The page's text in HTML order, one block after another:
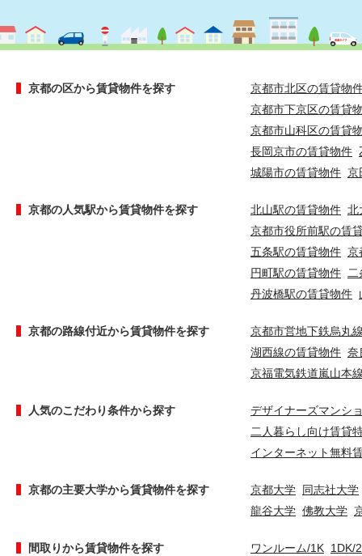
京都の区から賃貸物件を探す
京都市北区の賃貸物
京都市下京区の賃貸
京都市山科区の賃貸
長岡京市の賃貸物件
城陽市の賃貸物件 京
京都の人気駅から賃貸物件を探す 北山駅の賃貸物件 北
京都市役所前駅の賃
五条駅の賃貸物件 京
円町駅の賃貸物件
丹波橋駅の賃貸物件
京都の路線付近から賃貸物件を探す
京都市営地下鉄烏丸
湖西線の賃貸物件 奈
京福電気鉄道嵐山本
人気のこだわり条件から探す
デザイナーズマンシ
二人暮らし向け賃貸
インターネット無料
京都の主要大学から賃貸物件を探す 京都大学 同志社大学
龍谷大学 佛教大学
間取りから賃貸物件を探す ワンルーム/1K 1DK/